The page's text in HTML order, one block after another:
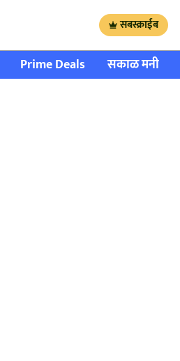
सबस्क्राईब
Prime Deals सकाळ मनी